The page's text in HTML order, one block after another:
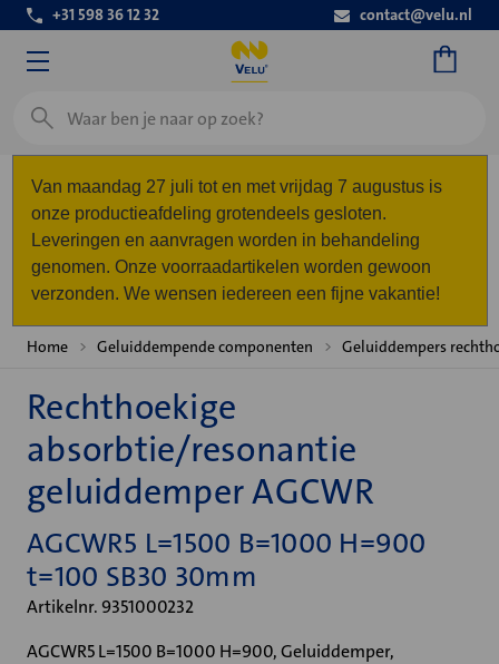
+31 598 36 12 32 contact@velu.nl
Zoeken
Van maandag 27 juli tot en met vrijdag 7 augustus is
onze productieafdeling grotendeels gesloten.
Leveringen en aanvragen worden in behandeling
genomen. Onze voorraadartikelen worden gewoon
verzonden. We wensen iedereen een fijne vakantie!
Home Geluiddempende componenten Geluiddempers
Rechthoekige
absorbtie/resonantie
geluiddemper AGCWR
AGCWR5 L=1500 B=1000 H=900
t=100 SB30 30mm
Artikelnr. 9351000232
AGCWR5 L=1500 B=1000 H=900, Geluiddemper,